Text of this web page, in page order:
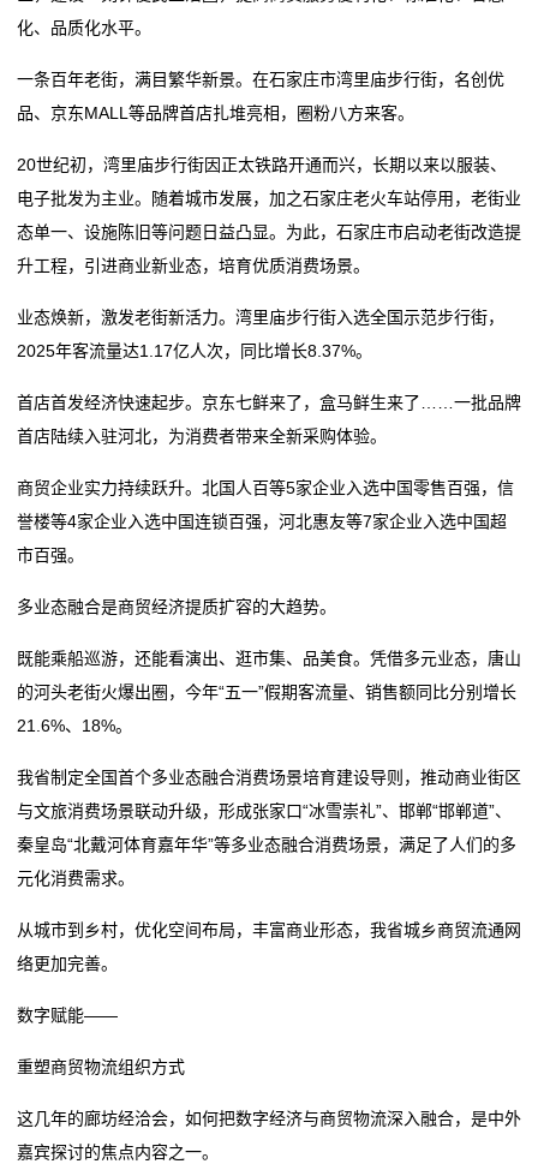
化、品质化水平。
一条百年老街，满目繁华新景。在石家庄市湾里庙步行街，名创优
品、京东MALL等品牌首店扎堆亮相，圈粉八方来客。
20世纪初，湾里庙步行街因正太铁路开通而兴，长期以来以服装、
电子批发为主业。随着城市发展，加之石家庄老火车站停用，老街业
态单一、设施陈旧等问题日益凸显。为此，石家庄市启动老街改造提
升工程，引进商业新业态，培育优质消费场景。
业态焕新，激发老街新活力。湾里庙步行街入选全国示范步行街，
2025年客流量达1.17亿人次，同比增长8.37%。
首店首发经济快速起步。京东七鲜来了，盒马鲜生来了……一批品牌
首店陆续入驻河北，为消费者带来全新采购体验。
商贸企业实力持续跃升。北国人百等5家企业入选中国零售百强，信
誉楼等4家企业入选中国连锁百强，河北惠友等7家企业入选中国超
市百强。
多业态融合是商贸经济提质扩容的大趋势。
既能乘船巡游，还能看演出、逛市集、品美食。凭借多元业态，唐山
的河头老街火爆出圈，今年“五一”假期客流量、销售额同比分别增长
21.6%、18%。
我省制定全国首个多业态融合消费场景培育建设导则，推动商业街区
与文旅消费场景联动升级，形成张家口“冰雪崇礼”、邯郸“邯郸道”、
秦皇岛“北戴河体育嘉年华”等多业态融合消费场景，满足了人们的多
元化消费需求。
从城市到乡村，优化空间布局，丰富商业形态，我省城乡商贸流通网
络更加完善。
数字赋能——
重塑商贸物流组织方式
这几年的廊坊经洽会，如何把数字经济与商贸物流深入融合，是中外
嘉宾探讨的焦点内容之一。